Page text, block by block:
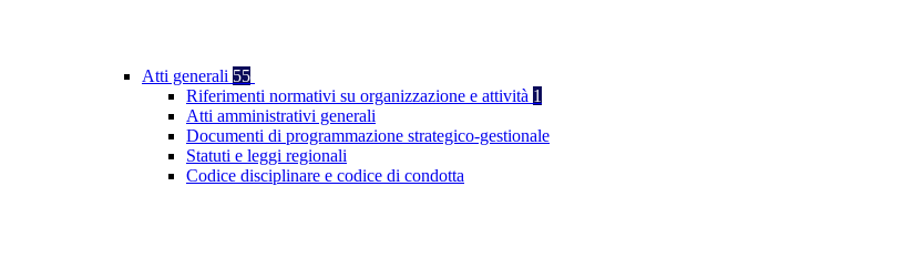
Atti generali 55
Riferimenti normativi su organizzazione e attività 1
Atti amministrativi generali
Documenti di programmazione strategico-gestionale
Statuti e leggi regionali
Codice disciplinare e codice di condotta